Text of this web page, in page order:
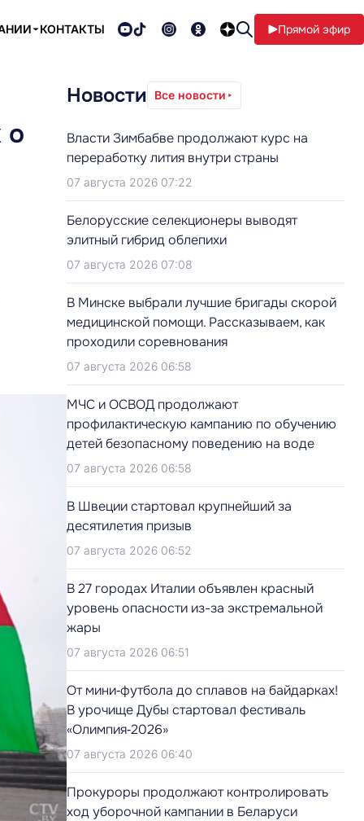
КОНТАКТЫ Прямой эфир
о
Новости Все новости
Власти Зимбабве продолжают курс на
переработку лития внутри страны
07 августа 2026 07:22
Белорусские селекционеры выводят
элитный гибрид облепихи
07 августа 2026 07:08
В Минске выбрали лучшие бригады скорой
медицинской помощи. Рассказываем, как
проходили соревнования
07 августа 2026 06:58
МЧС и ОСВОД продолжают
профилактическую кампанию по обучению
детей безопасному поведению на воде
07 августа 2026 06:58
В Швеции стартовал крупнейший за
десятилетия призыв
07 августа 2026 06:52
В 27 городах Италии объявлен красный
уровень опасности из-за экстремальной
жары
07 августа 2026 06:51
От мини‑футбола до сплавов на байдарках!
В урочище Дубы стартовал фестиваль
«Олимпия‑2026»
07 августа 2026 06:40
Прокуроры продолжают контролировать
ход уборочной кампании в Беларуси